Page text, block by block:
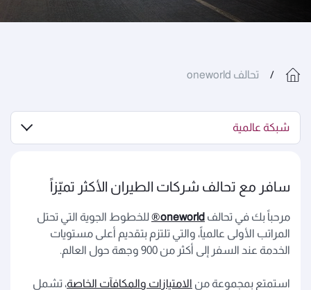
تحالف oneworld
شبكة عالمية
سافر مع تحالف شركات الطيران الأكثر تميّزاً
مرحباً بك في تحالف oneworld
® للخطوط الجوية التي تحتل
المراتب الأولى عالمياً، والتي تلتزم بتقديم أعلى مستويات
الخدمة عند السفر إلى أكثر من 900 وجهة حول العالم.
استمتع بمجموعة من الامتيازات والمكافآت الخاصة، تشمل